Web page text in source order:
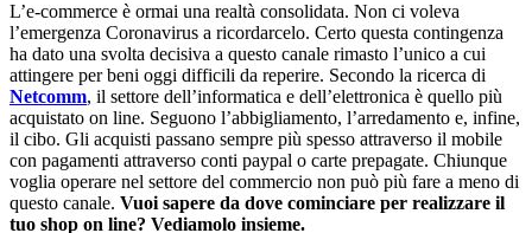
L’e-commerce è ormai una realtà consolidata. Non ci voleva
l’emergenza Coronavirus a ricordarcelo. Certo questa contingenza
ha dato una svolta decisiva a questo canale rimasto l’unico a cui
attingere per beni oggi difficili da reperire. Secondo la ricerca di
Netcomm, il settore dell’informatica e dell’elettronica è quello più
acquistato on line. Seguono l’abbigliamento, l’arredamento e, infine,
il cibo. Gli acquisti passano sempre più spesso attraverso il mobile
con pagamenti attraverso conti paypal o carte prepagate. Chiunque
voglia operare nel settore del commercio non può più fare a meno di
questo canale. Vuoi sapere da dove cominciare per realizzare il
tuo shop on line? Vediamolo insieme.